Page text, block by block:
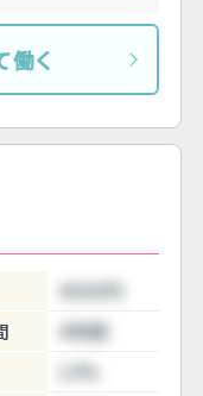
働く
4500円
4時間
10%